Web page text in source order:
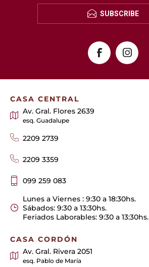
SUBSCRIBE
CASA CENTRAL
Av. Gral. Flores 2639
esq. Guadalupe
2209 2739
2209 3359
099 259 083
Lunes a Viernes : 9:30 a 18:30hs.
Sábados: 9:30 a 13:30hs.
Feriados Laborables: 9:30 a 13:30hs.
CASA CORDÓN
Av. Gral. Rivera 2051
esq. Pablo de María